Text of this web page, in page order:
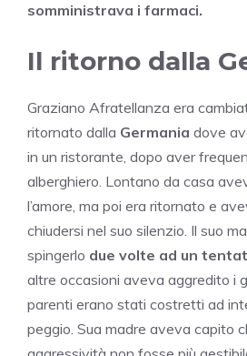
somministrava i farmaci.
Il ritorno dalla
Graziano Afratellanza era
ritornato dalla Germania dove
in un ristorante, dopo aver
alberghiero. Lontano da casa
l’amore, ma poi era ritornato e
chiudersi nel suo silenzio. Il suo
spingerlo due volte ad un
altre occasioni aveva aggredito i
parenti erano stati costretti ad
peggio. Sua madre aveva capito